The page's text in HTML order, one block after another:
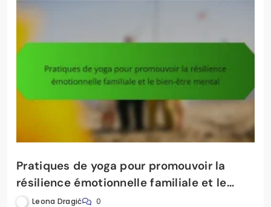
Pratiques de yoga pour promouvoir la
résilience émotionnelle familiale et le
bien-être mental
Leona Dragić 0